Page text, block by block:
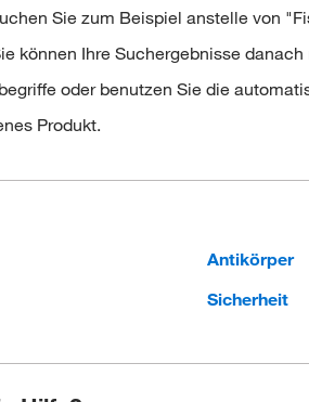
Sie zum Beispiel anstelle von
können Ihre Suchergebnisse
oder benutzen Sie die
Produkt.
Antikörper
Sicherheit